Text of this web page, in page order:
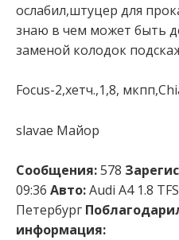
ослабил,штуцер для
знаю в чем может быть
заменой колодок
Focus-2,хетч.,1,8,
slavae Майор
Сообщения:578
09:36 Авто:Audi A4 1.8
Петербург
информация: